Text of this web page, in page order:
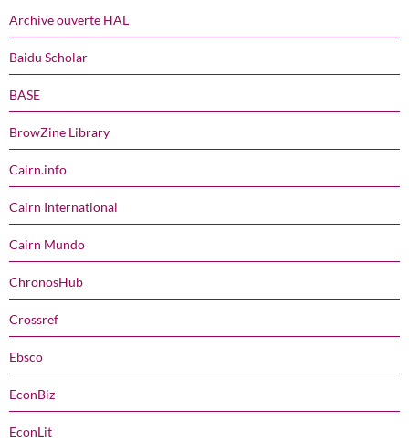
Archive ouverte HAL
Baidu Scholar
BASE
BrowZine Library
Cairn.info
Cairn International
Cairn Mundo
ChronosHub
Crossref
Ebsco
EconBiz
EconLit